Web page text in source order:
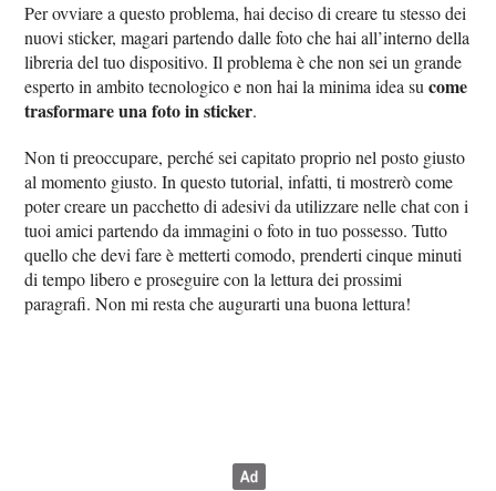
Per ovviare a questo problema, hai deciso di creare tu stesso dei
nuovi sticker, magari partendo dalle foto che hai all’interno della
libreria del tuo dispositivo. Il problema è che non sei un grande
esperto in ambito tecnologico e non hai la minima idea sucome
trasformare una foto in sticker.
Non ti preoccupare, perché sei capitato proprio nel posto giusto
al momento giusto. In questo tutorial, infatti, ti mostrerò come
poter creare un pacchetto di adesivi da utilizzare nelle chat con i
tuoi amici partendo da immagini o foto in tuo possesso. Tutto
quello che devi fare è metterti comodo, prenderti cinque minuti
di tempo libero e proseguire con la lettura dei prossimi
paragrafi. Non mi resta che augurarti una buona lettura!